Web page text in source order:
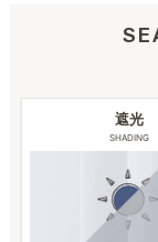
遮光
SHADING